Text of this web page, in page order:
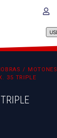
/ MOTONES
35 TRIPLE